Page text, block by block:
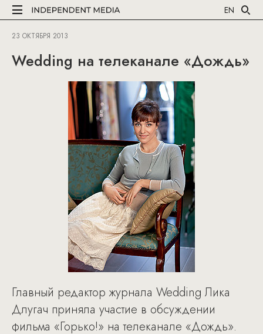
EN
23 ОКТЯБРЯ 2013
Wedding на телеканале «Дождь»
Главный редактор журнала Wedding Лика
Длугач приняла участие в обсуждении
фильма «Горько!» на телеканале «Дождь».